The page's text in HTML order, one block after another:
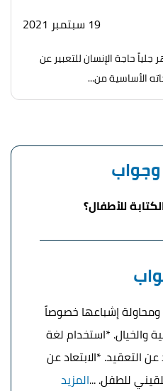
19 سبتمبر 2021
حاجة الإنسان للتعبير عن
الأساسية من...
للأطفال؟
إشباعها خصوصاً
والخيال. *استخدام لغة
التعقيد. *الابتعاد عن
للطفل. ...المزيد